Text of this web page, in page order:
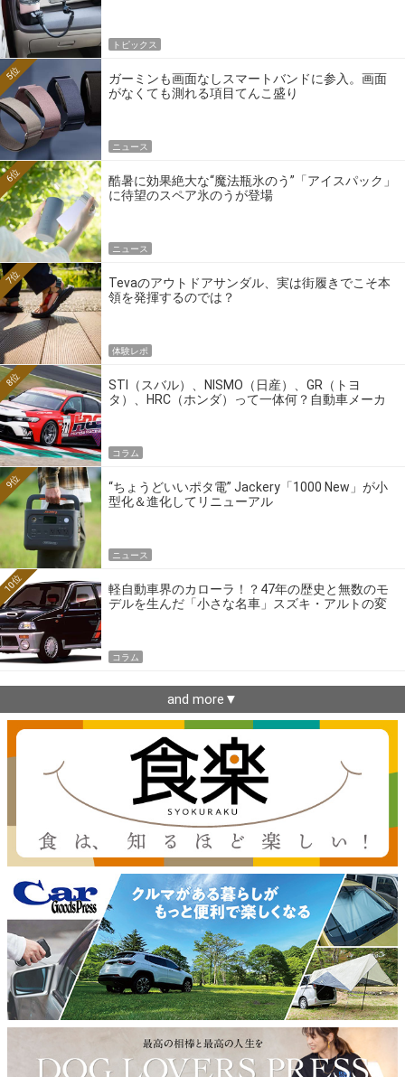
トピックス
ガーミンも画面なしスマートバンドに参入。画面
がなくても測れる項目てんこ盛り
5位
ニュース
酷暑に効果絶大な“魔法瓶氷のう”「アイスパック」
に待望のスペア氷のうが登場
6位
ニュース
Tevaのアウトドアサンダル、実は街履きでこそ本
領を発揮するのでは？
7位
体験レポ
STI（スバル）、NISMO（日産）、GR（トヨ
タ）、HRC（ホンダ）って一体何？自動車メーカ
8位
コラム
“ちょうどいいポタ電” Jackery「1000 New」が小
型化＆進化してリニューアル
9位
ニュース
軽自動車界のカローラ！？47年の歴史と無数のモ
デルを生んだ「小さな名車」スズキ・アルトの変
10位
コラム
and more▼